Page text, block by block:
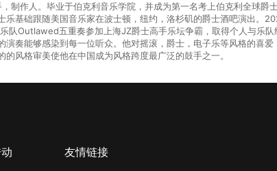
制作人。毕业于伯克利音乐学院，并成为第一名考上伯克利全球
乐基础跟随美国音乐家在波士顿，纽约，洛杉矶的爵士酒吧演出。
队Outlawed五重奏参加上海JZ爵士高手乐坛争霸，取得个人与乐
演奏能够感染到每一位听众。他对摇滚，爵士，电子乐等风格的喜
风格审美使他在中国成为风格跨度最广泛的鼓手之一。
友情链接